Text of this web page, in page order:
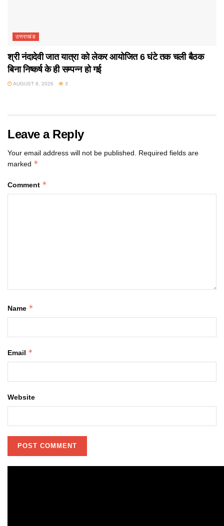
उत्तराखंड
श्री नंदादेवी जात यात्रा को लेकर आयोजित 6 घंटे तक चली बैठक
बिना निष्कर्ष के ही सम्पन्न हो गई
AUGUST 8, 2026 3
Leave a Reply
Your email address will not be published. Required fields are
marked *
Comment *
Name *
Email *
Website